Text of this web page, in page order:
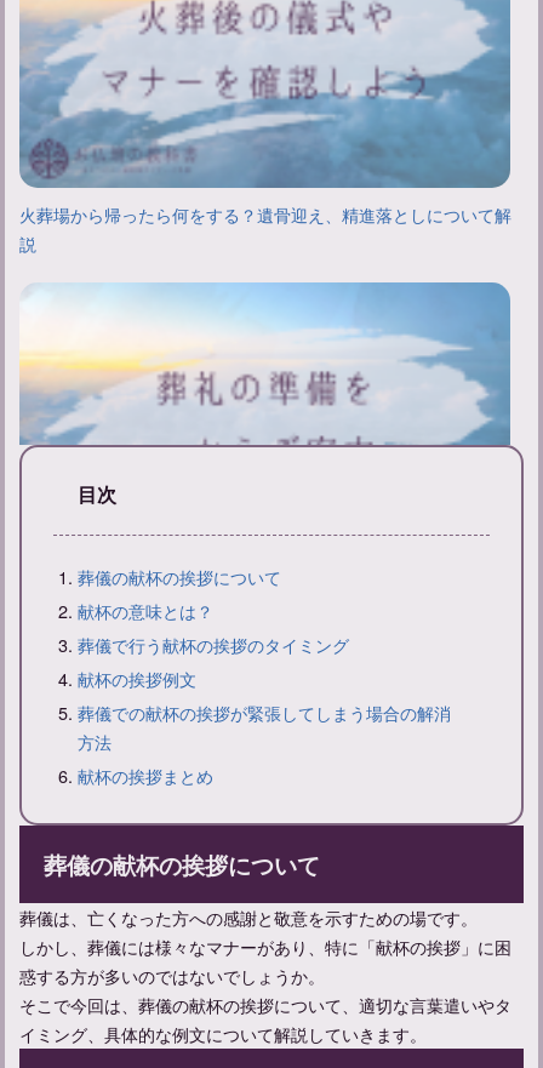
火葬場から帰ったら何をする？遺骨迎え、精進落としについて解
説
葬礼の準備と当日の流れ：服装などのマナーも解説
火葬までの流れ：手続きと準備について知る遺族のためのガイド
目次
葬儀の献杯の挨拶について
献杯の意味とは？
葬儀で行う献杯の挨拶のタイミング
献杯の挨拶例文
葬儀での献杯の挨拶が緊張してしまう場合の解消
方法
献杯の挨拶まとめ
葬儀の献杯の挨拶について
葬儀は、亡くなった方への感謝と敬意を示すための場です。
しかし、葬儀には様々なマナーがあり、特に「献杯の挨拶」に困
惑する方が多いのではないでしょうか。
そこで今回は、葬儀の献杯の挨拶について、適切な言葉遣いやタ
イミング、具体的な例文について解説していきます。